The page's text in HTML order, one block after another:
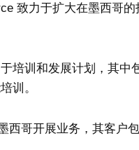
致力于扩大在墨西哥
培训和发展计划，其
训。
西哥开展业务，其客户